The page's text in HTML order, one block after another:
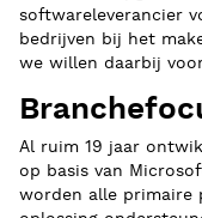
softwareleverancier
bedrijven bij het
we willen daarbij
Al ruim 19 jaar
op basis van
worden alle primaire